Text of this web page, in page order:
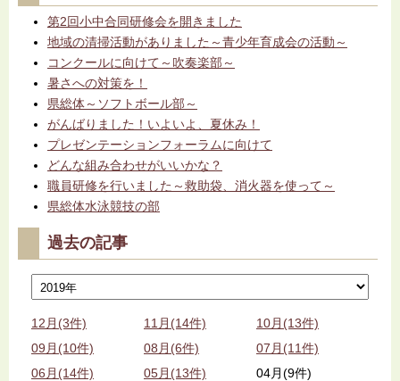
第2回小中合同研修会を開きました
地域の清掃活動がありました～青少年育成会の活動～
コンクールに向けて～吹奏楽部～
暑さへの対策を！
県総体～ソフトボール部～
がんばりました！いよいよ、夏休み！
プレゼンテーションフォーラムに向けて
どんな組み合わせがいいかな？
職員研修を行いました～救助袋、消火器を使って～
県総体水泳競技の部
過去の記事
12月(3件) 11月(14件)
10月(13件)
09月(10件)
08月(6件)
07月(11件)
06月(14件)
05月(13件)
04月(9件)